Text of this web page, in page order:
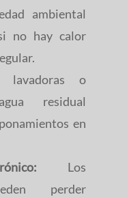
ambiental
no hay calor
o
residual
en
Los
perder